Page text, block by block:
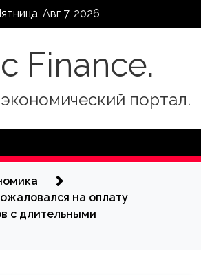
Авг 7, 2026
Finance.
портал.
на оплату
с длительными